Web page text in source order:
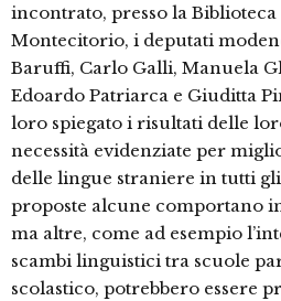
incontrato, presso la Biblioteca
Montecitorio, i deputati
Baruffi, Carlo Galli, Manuela
Edoardo Patriarca e Giuditta
loro spiegato i risultati delle
necessità evidenziate per
delle lingue straniere in tutti
proposte alcune comportano
ma altre, come ad esempio
scambi linguistici tra scuole
scolastico, potrebbero essere